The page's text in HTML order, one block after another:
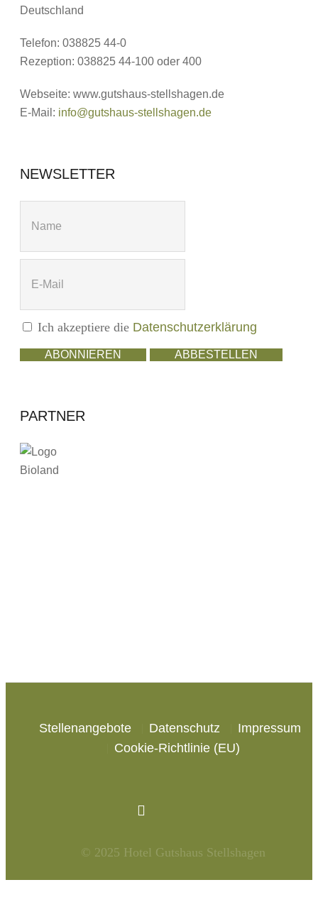
Deutschland
Telefon: 038825 44-0
Rezeption: 038825 44-100 oder 400
Webseite: www.gutshaus-stellshagen.de
E-Mail: info@gutshaus-stellshagen.de
NEWSLETTER
Ich akzeptiere die Datenschutzerklärung
ABONNIEREN ABBESTELLEN
PARTNER
Stellenangebote Datenschutz
Impressum
Cookie-Richtlinie (EU)
© 2025 Hotel Gutshaus Stellshagen